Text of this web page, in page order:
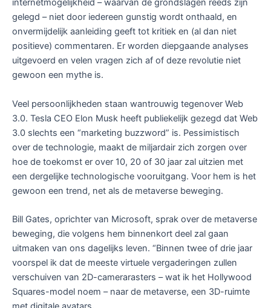
internetmogelijkheid – waarvan de grondslagen reeds zijn
gelegd – niet door iedereen gunstig wordt onthaald, en
onvermijdelijk aanleiding geeft tot kritiek en (al dan niet
positieve) commentaren. Er worden diepgaande analyses
uitgevoerd en velen vragen zich af of deze revolutie niet
gewoon een mythe is.
Veel persoonlijkheden staan wantrouwig tegenover Web
3.0. Tesla CEO Elon Musk heeft publiekelijk gezegd dat Web
3.0 slechts een “marketing buzzword” is. Pessimistisch
over de technologie, maakt de miljardair zich zorgen over
hoe de toekomst er over 10, 20 of 30 jaar zal uitzien met
een dergelijke technologische vooruitgang. Voor hem is het
gewoon een trend, net als de metaverse beweging.
Bill Gates, oprichter van Microsoft, sprak over de metaverse
beweging, die volgens hem binnenkort deel zal gaan
uitmaken van ons dagelijks leven. “Binnen twee of drie jaar
voorspel ik dat de meeste virtuele vergaderingen zullen
verschuiven van 2D-camerarasters – wat ik het Hollywood
Squares-model noem – naar de metaverse, een 3D-ruimte